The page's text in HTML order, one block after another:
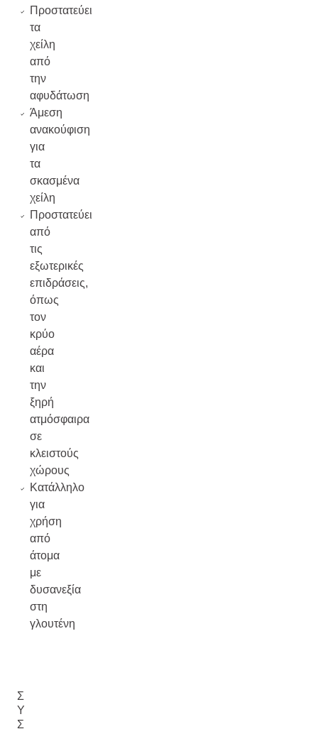
Προστατεύει
τα
χείλη
από
την
αφυδάτωση
Άμεση
ανακούφιση
για
τα
σκασμένα
χείλη
Προστατεύει
από
τις
εξωτερικές
επιδράσεις,
όπως
τον
κρύο
αέρα
και
την
ξηρή
ατμόσφαιρα
σε
κλειστούς
χώρους
Κατάλληλο
για
χρήση
από
άτομα
με
δυσανεξία
στη
γλουτένη
Σ
Υ
Σ